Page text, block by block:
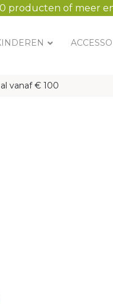
producten of meer
vanaf € 100